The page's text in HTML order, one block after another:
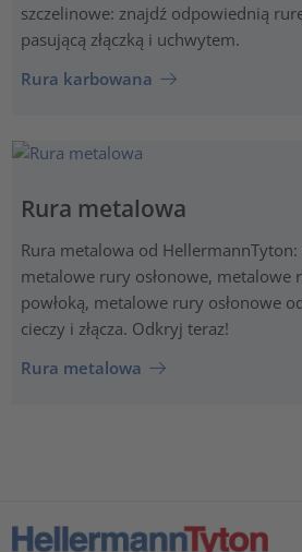
szczelinowe: znajdź odpowiednią
pasującą złączką i uchwytem.
Rura karbowana
Rura metalowa
Rura metalowa od
metalowe rury osłonowe, metalowe
powłoką, metalowe rury osłonowe
cieczy i złącza. Odkryj teraz!
Rura metalowa